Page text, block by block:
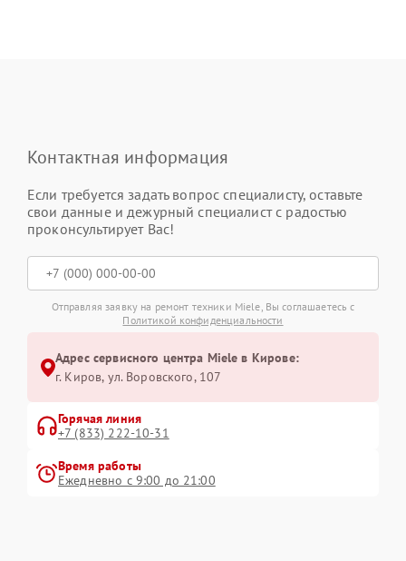
Контактная информация
Если требуется задать вопрос специалисту, оставьте
свои данные и дежурный специалист с радостью
проконсультирует Вас!
Отправляя заявку на ремонт техники Miele, Вы соглашаетесь с
Политикой конфиденциальности
Адрес сервисного центра Miele в Кирове:
г. Киров, ул. Воровского, 107
Горячая линия
+7 (833) 222-10-31
Время работы
Ежедневно с 9:00 до 21:00